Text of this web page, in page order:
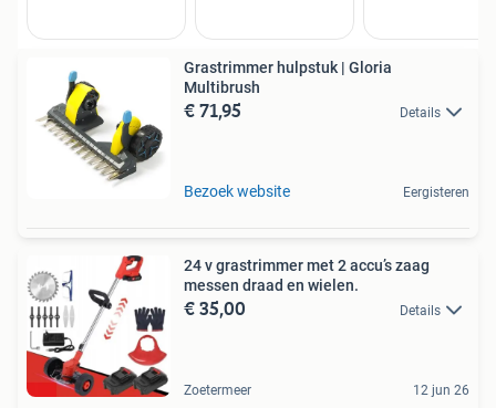
Grastrimmer hulpstuk | Gloria
Multibrush
€ 71,95 Details
Bezoek website Eergisteren
24 v grastrimmer met 2 accu’s zaag
messen draad en wielen.
€ 35,00 Details
Zoetermeer 12 jun 26